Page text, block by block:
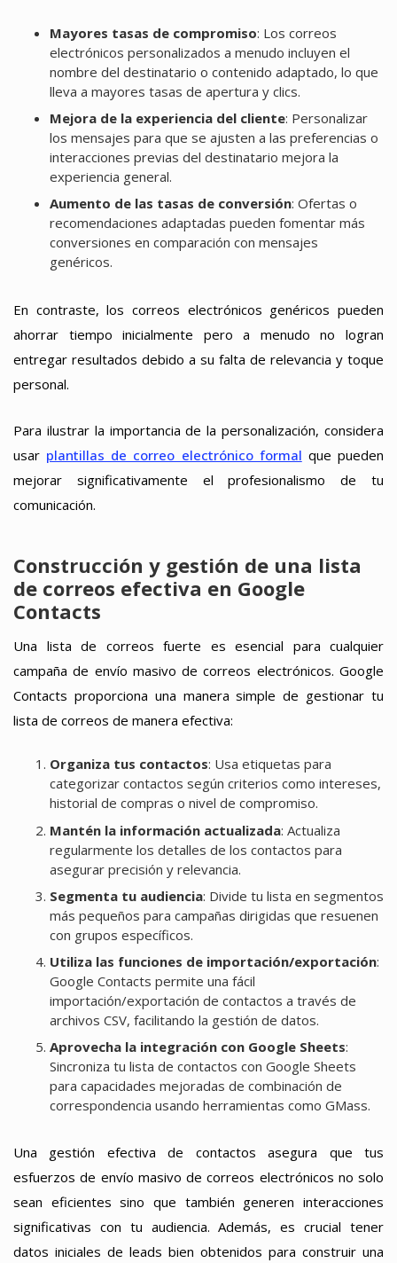
Mayores tasas de compromiso: Los correos
electrónicos personalizados a menudo incluyen el
nombre del destinatario o contenido adaptado, lo que
lleva a mayores tasas de apertura y clics.
Mejora de la experiencia del cliente: Personalizar
los mensajes para que se ajusten a las preferencias o
interacciones previas del destinatario mejora la
experiencia general.
Aumento de las tasas de conversión: Ofertas o
recomendaciones adaptadas pueden fomentar más
conversiones en comparación con mensajes
genéricos.
En contraste, los correos electrónicos genéricos pueden
ahorrar tiempo inicialmente pero a menudo no logran
entregar resultados debido a su falta de relevancia y toque
personal.
Para ilustrar la importancia de la personalización, considera
usar plantillas de correo electrónico formal que pueden
mejorar significativamente el profesionalismo de tu
comunicación.
Construcción y gestión de una lista
de correos efectiva en Google
Contacts
Una lista de correos fuerte es esencial para cualquier
campaña de envío masivo de correos electrónicos. Google
Contacts proporciona una manera simple de gestionar tu
lista de correos de manera efectiva:
Organiza tus contactos: Usa etiquetas para
categorizar contactos según criterios como intereses,
historial de compras o nivel de compromiso.
Mantén la información actualizada: Actualiza
regularmente los detalles de los contactos para
asegurar precisión y relevancia.
Segmenta tu audiencia: Divide tu lista en segmentos
más pequeños para campañas dirigidas que resuenen
con grupos específicos.
Utiliza las funciones de importación/exportación:
Google Contacts permite una fácil
importación/exportación de contactos a través de
archivos CSV, facilitando la gestión de datos.
Aprovecha la integración con Google Sheets:
Sincroniza tu lista de contactos con Google Sheets
para capacidades mejoradas de combinación de
correspondencia usando herramientas como GMass.
Una gestión efectiva de contactos asegura que tus
esfuerzos de envío masivo de correos electrónicos no solo
sean eficientes sino que también generen interacciones
significativas con tu audiencia. Además, es crucial tener
datos iniciales de leads bien obtenidos para construir una